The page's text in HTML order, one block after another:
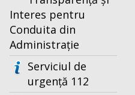
Interes pentru
Conduita din
Administrație
Serviciul de
urgență 112